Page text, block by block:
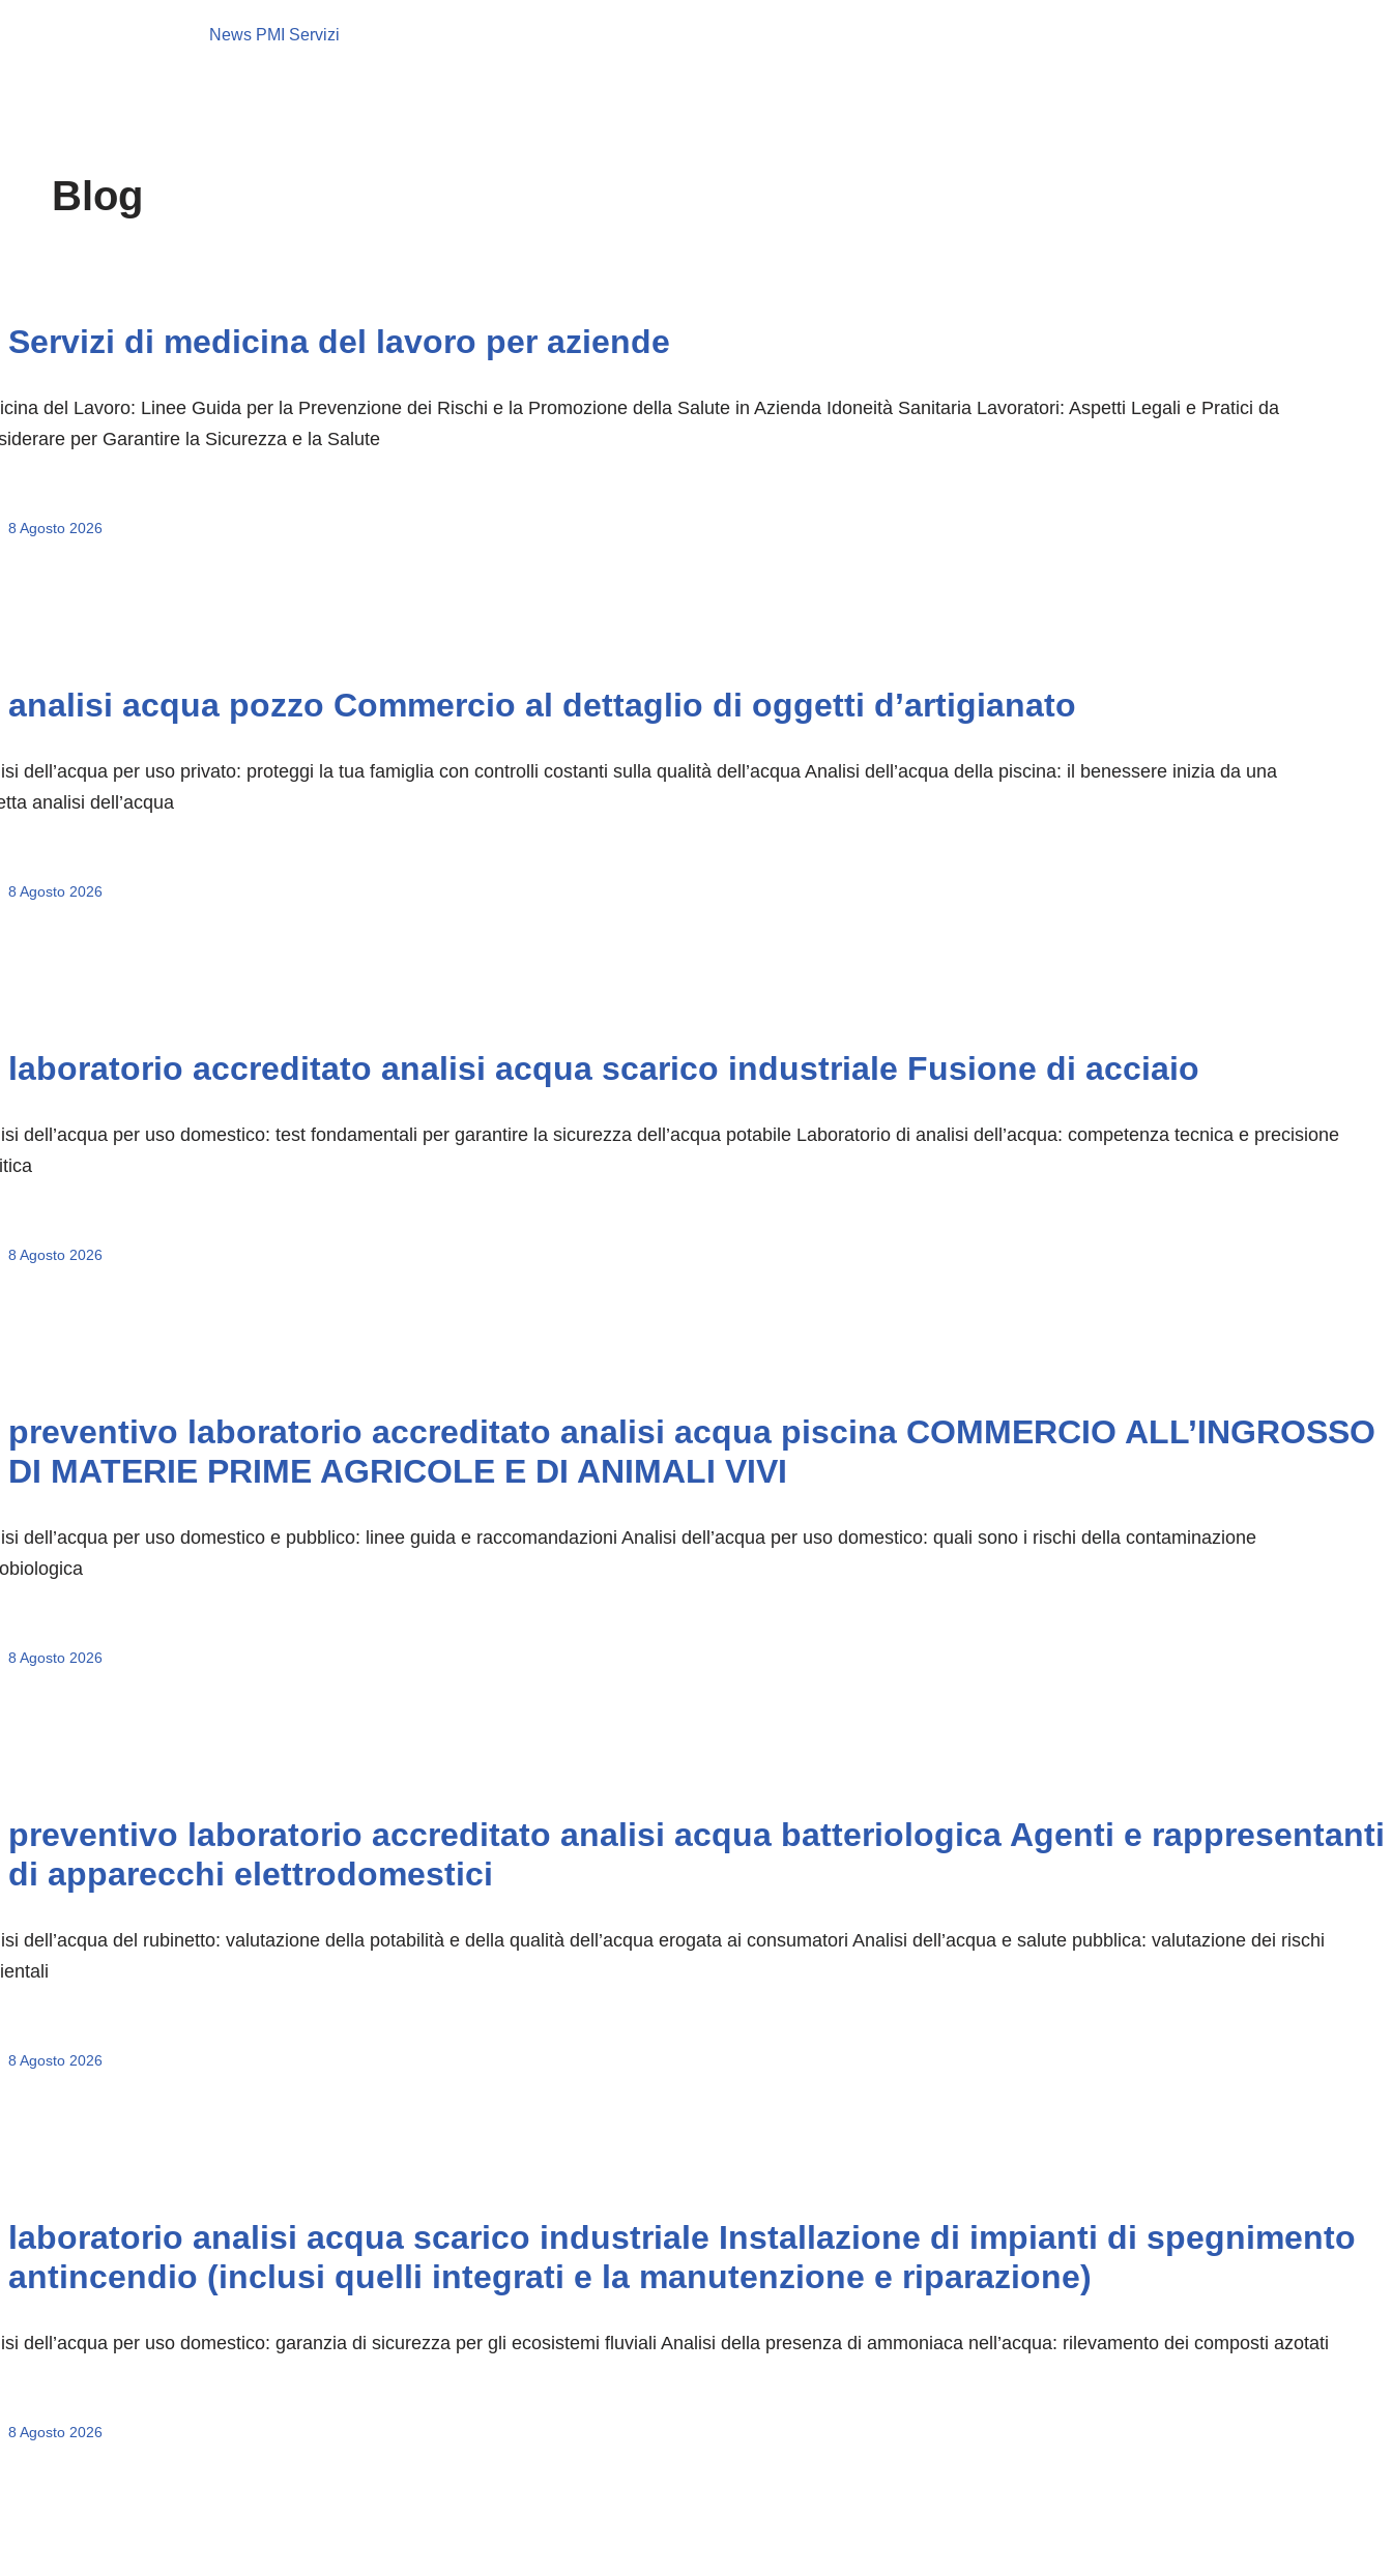
News PMI Servizi
Blog
Servizi di medicina del lavoro per aziende
del Lavoro: Linee Guida per la Prevenzione dei Rischi e la Promozione della Salute in Azienda Idoneità Sanitaria Lavoratori: Aspetti Legali e Pratici da
per Garantire la Sicurezza e la Salute
8 Agosto 2026
analisi acqua pozzo Commercio al dettaglio di oggetti d’artigianato
dell’acqua per uso privato: proteggi la tua famiglia con controlli costanti sulla qualità dell’acqua Analisi dell’acqua della piscina: il benessere inizia da una
analisi dell’acqua
8 Agosto 2026
laboratorio accreditato analisi acqua scarico industriale Fusione di acciaio
dell’acqua per uso domestico: test fondamentali per garantire la sicurezza dell’acqua potabile Laboratorio di analisi dell’acqua: competenza tecnica e precisione
8 Agosto 2026
preventivo laboratorio accreditato analisi acqua piscina COMMERCIO ALL’INGROSSO
DI MATERIE PRIME AGRICOLE E DI ANIMALI VIVI
dell’acqua per uso domestico e pubblico: linee guida e raccomandazioni Analisi dell’acqua per uso domestico: quali sono i rischi della contaminazione
8 Agosto 2026
preventivo laboratorio accreditato analisi acqua batteriologica Agenti e rappresentanti
di apparecchi elettrodomestici
dell’acqua del rubinetto: valutazione della potabilità e della qualità dell’acqua erogata ai consumatori Analisi dell’acqua e salute pubblica: valutazione dei rischi
8 Agosto 2026
laboratorio analisi acqua scarico industriale Installazione di impianti di spegnimento
antincendio (inclusi quelli integrati e la manutenzione e riparazione)
dell’acqua per uso domestico: garanzia di sicurezza per gli ecosistemi fluviali Analisi della presenza di ammoniaca nell’acqua: rilevamento dei composti azotati
8 Agosto 2026